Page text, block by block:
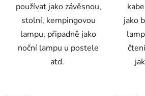
používat jako závěsnou,
stolní, kempingovou
lampu, připadně jako
noční lampu u postele
atd.
jako